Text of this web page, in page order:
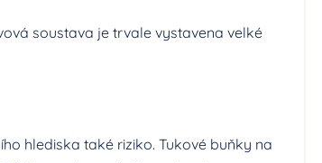
soustava je trvale vystavena velké
hlediska také riziko. Tukové buňky na